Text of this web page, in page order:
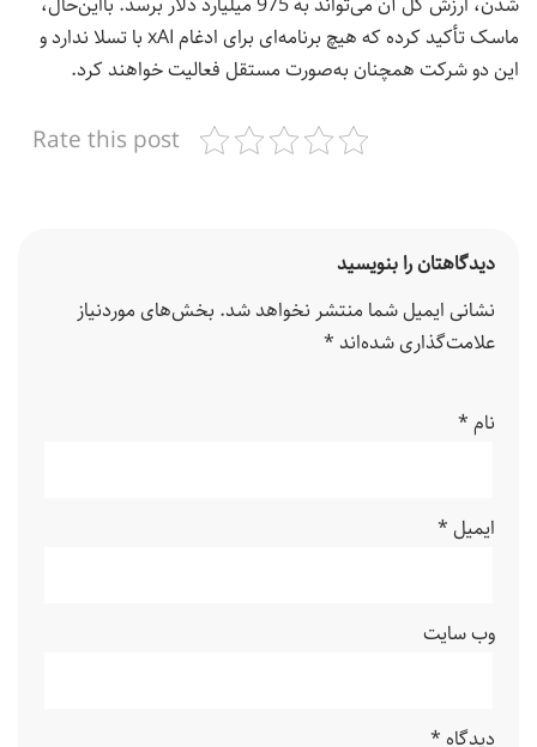
ماسک تأکید کرده که هیچ برنامه‌ای برای ادغام xAI با تسلا ندارد و
این دو شرکت همچنان به‌صورت مستقل فعالیت خواهند کرد.
Rate this post
دیدگاهتان را بنویسید
نشانی ایمیل شما منتشر نخواهد شد. بخش‌های موردنیاز
علامت‌گذاری شده‌اند *
نام *
ایمیل *
وب‌ سایت
دیدگاه *